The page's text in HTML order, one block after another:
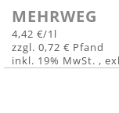
MEHRWEG
4,42 €/1l
0,72 €
inkl. 19% MwSt. ,